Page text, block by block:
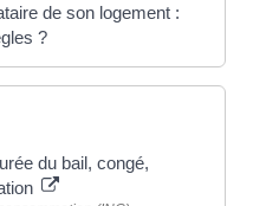
de son logement :
?
du bail, congé,